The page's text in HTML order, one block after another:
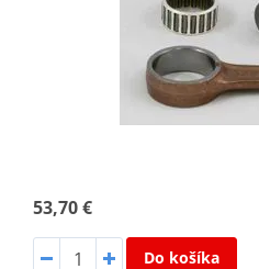
53,70 €
Do košíka